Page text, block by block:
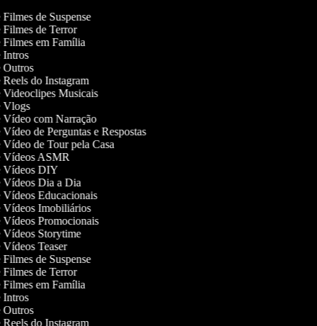
Filmes de Suspense
Filmes de Terror
Filmes em Família
Intros
Outros
Reels do Instagram
Videoclipes Musicais
Vlogs
Vídeo com Narração
Vídeo de Perguntas e Respostas
Vídeo de Tour pela Casa
Vídeos ASMR
Vídeos DIY
Vídeos Dia a Dia
Vídeos Educacionais
Vídeos Imobiliários
Vídeos Promocionais
Vídeos Storytime
Vídeos Teaser
Filmes de Suspense
Filmes de Terror
Filmes em Família
Intros
Outros
Reels do Instagram